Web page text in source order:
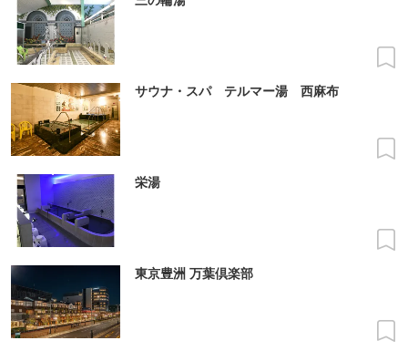
サウナ・スパ テルマー湯 西麻布
栄湯
東京豊洲 万葉倶楽部